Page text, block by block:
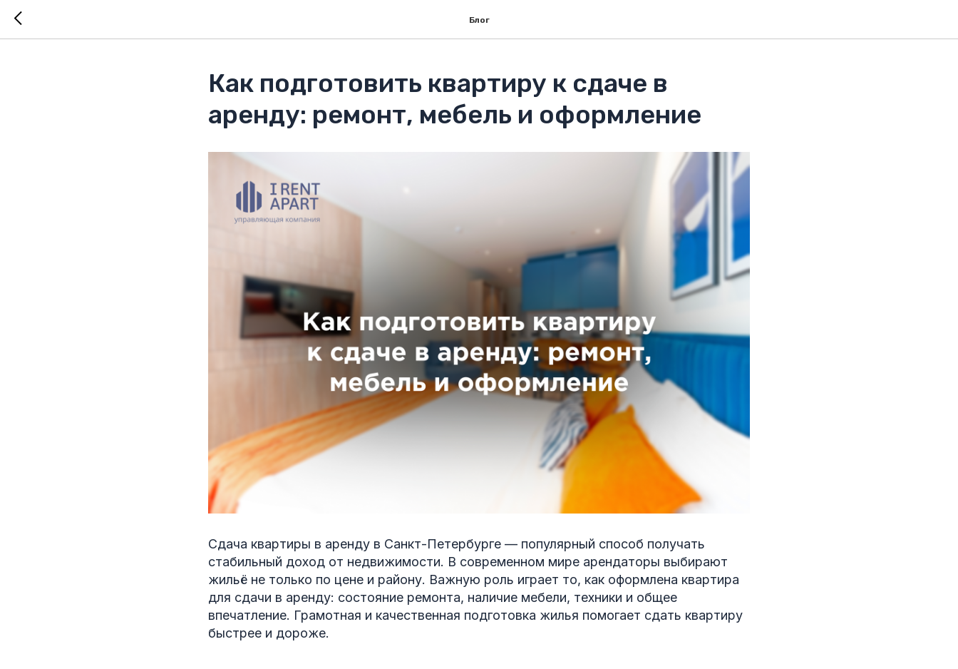
Блог
Как подготовить квартиру к сдаче в
аренду: ремонт, мебель и оформление
Сдача квартиры в аренду в Санкт-Петербурге — популярный способ получать
стабильный доход от недвижимости. В современном мире арендаторы выбирают
жильё не только по цене и району. Важную роль играет то, как оформлена квартира
для сдачи в аренду: состояние ремонта, наличие мебели, техники и общее
впечатление. Грамотная и качественная подготовка жилья помогает сдать квартиру
быстрее и дороже.